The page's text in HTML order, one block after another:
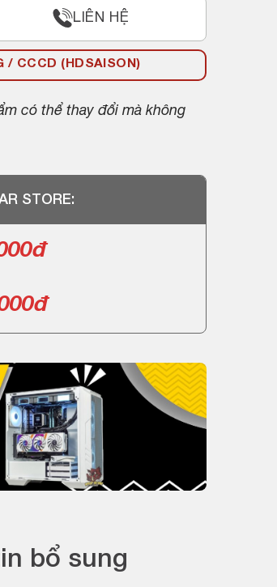
LIÊN HỆ
/ CCCD (HDSAISON)
có thể thay đổi mà không
STORE:
bổ sung